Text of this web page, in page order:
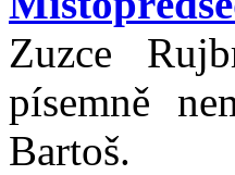
Zuzce
písemně
Bartoš.